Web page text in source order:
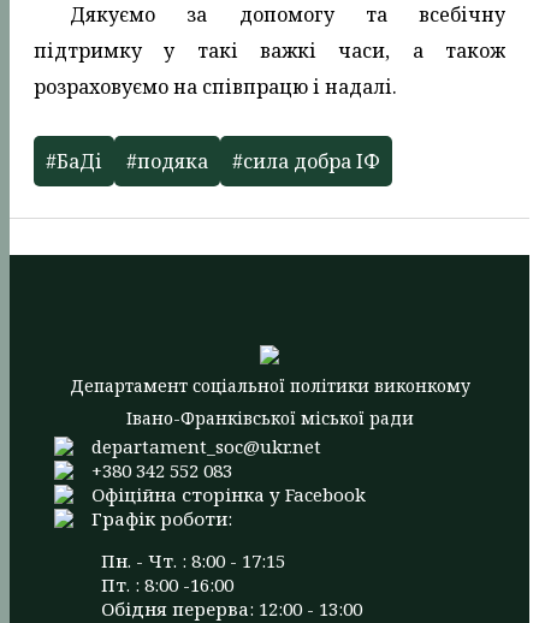
Дякуємо за допомогу та всебічну
підтримку у такі важкі часи, а також
розраховуємо на співпрацю і надалі.
#БаДі #подяка #сила добра ІФ
Департамент соціальної політики виконкому
Івано-Франківської міської ради
departament_soc@ukr.net
+380 342 552 083
Офіційна сторінка у Facebook
Графік роботи:
Пн. - Чт. : 8:00 - 17:15
Пт. : 8:00 -16:00
Обідня перерва: 12:00 - 13:00